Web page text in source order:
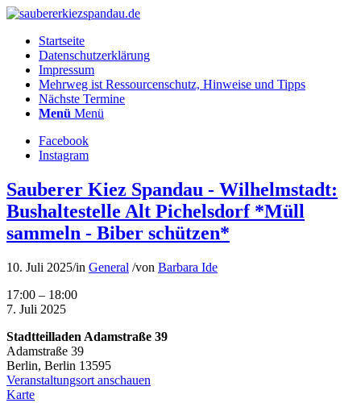
Startseite
Datenschutzerklärung
Impressum
Mehrweg ist Ressourcenschutz, Hinweise und Tipps
Nächste Termine
Menü Menü
Facebook
Instagram
Sauberer Kiez Spandau - Wilhelmstadt:
Bushaltestelle Alt Pichelsdorf *Müll
sammeln - Biber schützen*
10. Juli 2025/in General /von Barbara Ide
Sauberer
Kiez
-
Wilhelmstadt:
Bushaltestelle
Alt
Pichelsdorf
17:00 – 18:00
7. Juli 2025
Stadtteilladen Adamstraße 39
Adamstraße 39
Berlin, Berlin 13595
Veranstaltungsort anschauen
KarteStadtteilladen